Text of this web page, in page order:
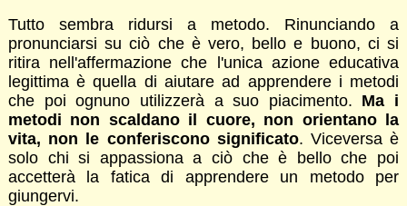
Tutto sembra ridursi a metodo. Rinunciando a
pronunciarsi su ciò che è vero, bello e buono, ci si
ritira nell'affermazione che l'unica azione educativa
legittima è quella di aiutare ad apprendere i metodi
che poi ognuno utilizzerà a suo piacimento. Ma i
metodi non scaldano il cuore, non orientano la
vita, non le conferiscono significato. Viceversa è
solo chi si appassiona a ciò che è bello che poi
accetterà la fatica di apprendere un metodo per
giungervi.